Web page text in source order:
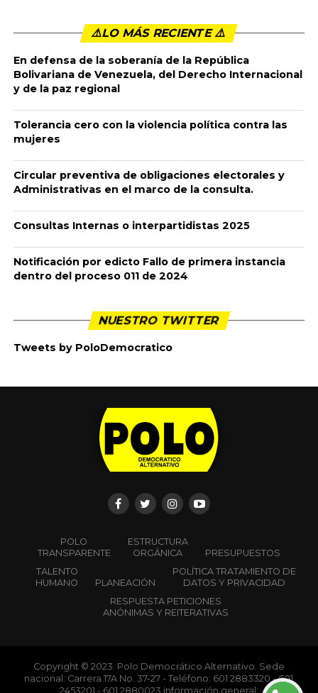
Publicado 4 años ago en 5:01 pm
admin
Santiago Castro-Gómez1
Los resultados de la consulta popular realizados el
dominó al país durante 20 años, había venido
perdiendo su hegemonía desde las pasadas elecciones